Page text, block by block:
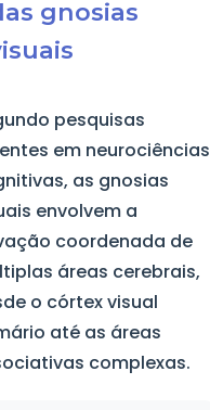
gnosias
pesquisas
em neurociências
as gnosias
envolvem a
coordenada de
áreas cerebrais,
o córtex visual
até as áreas
complexas.